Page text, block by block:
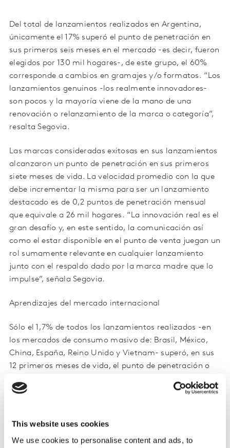
This website uses cookies
We use cookies to personalise content and ads, to
Del total de lanzamientos realizados en Argentina,
únicamente el 17% superó el punto de penetración en
sus primeros seis meses en el mercado -es decir, fueron
elegidos por 130 mil hogares-, de este grupo, el 60%
corresponde a cambios en gramajes y/o formatos. “Los
lanzamientos genuinos -los realmente innovadores-
son pocos y la mayoría viene de la mano de una
renovación o relanzamiento de la marca o categoría”,
resalta Segovia.
Las marcas consideradas exitosas en sus lanzamientos
alcanzaron un punto de penetración en sus primeros
siete meses de vida. La velocidad promedio con la que
debe incrementar la misma para ser un lanzamiento
destacado es de 0,2 puntos de penetración mensual
que equivale a 26 mil hogares. “La innovación real es el
gran desafío y, en este sentido, la comunicación así
como el estar disponible en el punto de venta juegan un
rol sumamente relevante en cualquier lanzamiento
junto con el respaldo dado por la marca madre que lo
impulse”, señala Segovia.
Aprendizajes del mercado internacional
Sólo el 1,7% de todos los lanzamientos realizados -en
los mercados de consumo masivo de: Brasil, México,
China, España, Reino Unido y Vietnam- superó, en sus
12 primeros meses de vida, el punto de penetración o
el análisis se refiere a 1825 lanzamientos de los 108 mil
del mundo, no es un camino fácil, pero es posible”.